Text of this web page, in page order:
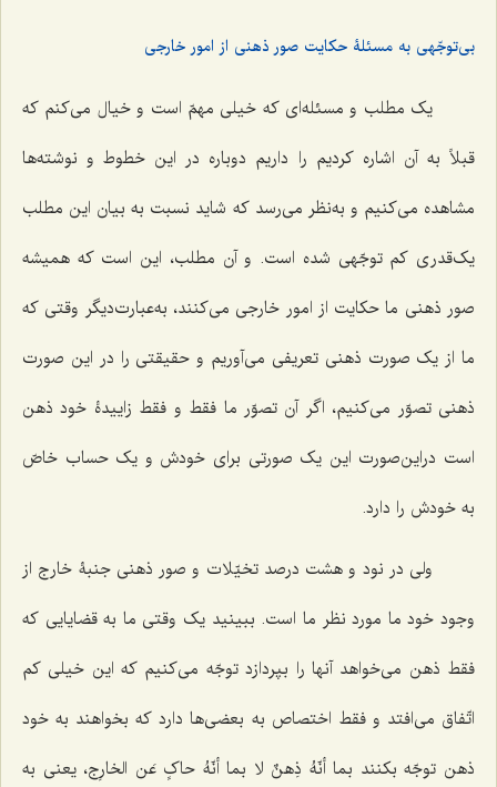
بی‌توجّهی به مسئلۀ حکایت صور ذهنی از امور خارجی
یک مطلب و مسئله‌اى که خیلى مهمّ است و خیال مى‌کنم که
قبلاً به آن اشاره کردیم را داریم دوباره در این خطوط و نوشته‌ها
مشاهده مى‌کنیم و به‌نظر مى‌رسد که شاید نسبت به بیان این مطلب
یک‌قدرى کم توجّهى شده است. و آن مطلب، این است که همیشه
صور ذهنى ما حکایت از امور خارجى مى‌کنند، به‌عبارت‌دیگر وقتى که
ما از یک صورت ذهنى تعریفى مى‌آوریم و حقیقتى را در این صورت
ذهنى تصوّر مى‌کنیم، اگر آن تصوّر ما فقط و فقط زاییدۀ خود ذهن
است دراین‌صورت این یک صورتى براى خودش و یک حساب خاصّ
به خودش را دارد.
ولى در نود و هشت درصد تخیّلات و صور ذهنى جنبۀ خارج از
وجود خود ما مورد نظر ما است. ببینید یک وقتی ما به قضایایى که
فقط ذهن مى‌خواهد آنها را بپردازد توجّه مى‌کنیم که این خیلى کم
اتّفاق مى‌افتد و فقط اختصاص به بعضى‌ها دارد که بخواهند به خود
ذهن توجّه بکنند بما أنّهُ ذِهنٌ لا بما أنّهُ حاکٍ عَن الخارِج، یعنی به